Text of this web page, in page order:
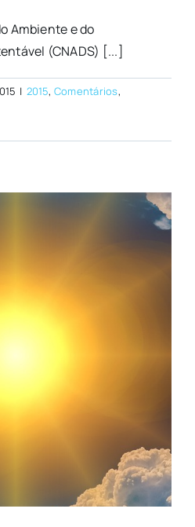
Ambiente e do
(CNADS) [...]
| 2015, Comentários,